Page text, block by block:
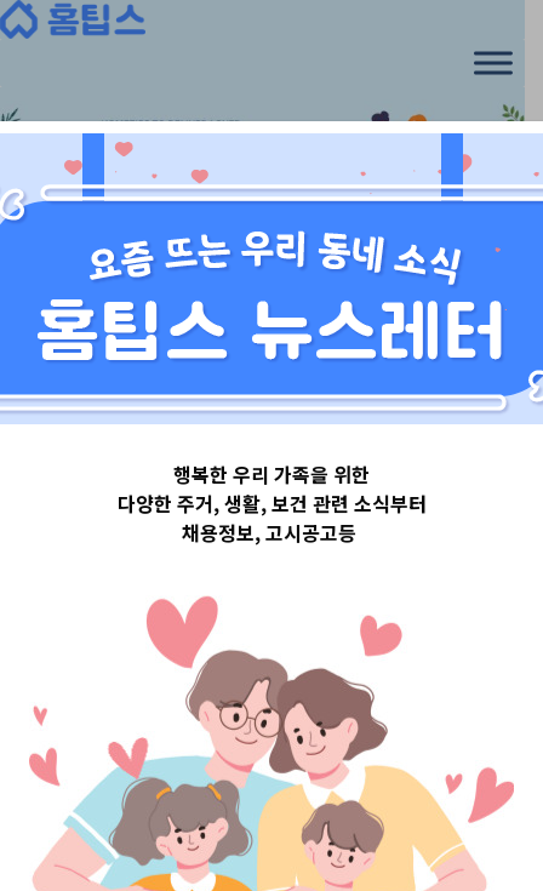
Skip
서울특별시
서울특별시서초
구 Top 3 및 주
간 소식 –
20230504
2023-05-04
readybaby-admin
행복한 우리 가족을 위한
다양한 주거, 생활, 보건 관련 소식부터
채용정보, 고시공고등